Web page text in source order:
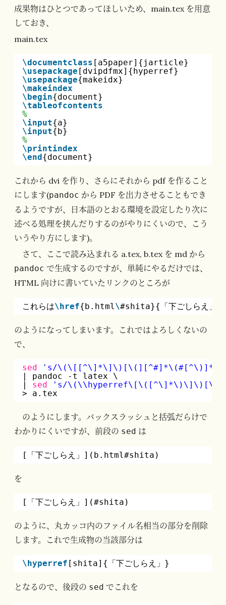
成果物はひとつであってほしいため、main.tex を用意
しておき、
main.tex
\documentclass [a5paper]{jarticle}
\usepackage [dvipdfmx]{hyperref}
\usepackage{makeidx}
\makeindex
\begin{document}
\tableofcontents
%
\input{a}
\input{b}
%
\printindex
\end{document}
これから dvi を作り、さらにそれから pdf を作ること
にします(pandoc から PDF を出力させることもでき
るようですが、日本語のとおる環境を設定したり次に
述べる処理を挟んだりするのがやりにくいので、こう
いうやり方にします)。
さて、ここで読み込まれる a.tex, b.tex を md から
pandoc で生成するのですが、単純にやるだけでは、
HTML 向けに書いていたリンクのところが
これらは\href{b.html \#shita}{「下ごしらえ」}
のようになってしまいます。これではよろしくないの
で、
sed
's/
| pandoc -t latex \
| sed
's/
> a.tex
のようにします。バックスラッシュと括弧だらけで
わかりにくいですが、前段の sed は
[「下ごしらえ」](b.html#shita)
を
[「下ごしらえ」](#shita)
のように、丸カッコ内のファイル名相当の部分を削除
します。これで生成物の当該部分は
\hyperref [shita]{「下ごしらえ」}
となるので、後段の sed でこれを